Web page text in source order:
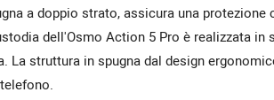
a doppio strato, assicura una
dell'Osmo Action 5 Pro è realizzata in
La struttura in spugna dal design